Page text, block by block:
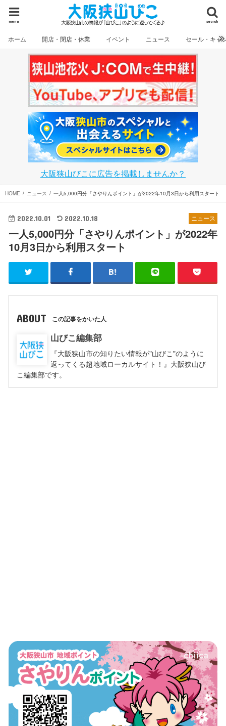
search
menu
ホーム 開店・閉店・休業 イベント ニュース セール・キャ
大阪狭山びこに広告を掲載しませんか？
HOME ニュース 一人5,000円分「さやりんポイント」が2022年10月3日から利用スタート
ニュース
2022.10.01 2022.10.18
一人5,000円分「さやりんポイント」が2022年
10月3日から利用スタート
ABOUT この記事をかいた人
山びこ編集部
『大阪狭山市の知りたい情報が"山びこ"のように
返ってくる超地域ローカルサイト！』大阪狭山び
こ編集部です。